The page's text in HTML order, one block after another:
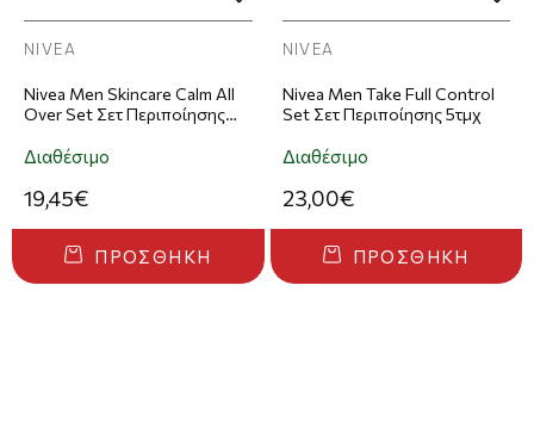
NIVEA
Nivea Men Skincare Calm All
Over Set Σετ Περιποίησης
Διαθέσιμο
19,45€
ΠΡΟΣΘΉΚΗ
NIVEA
Nivea Men Take Full Control
Set Σετ Περιποίησης 5τμχ
Διαθέσιμο
23,00€
ΠΡΟΣΘΉΚΗ